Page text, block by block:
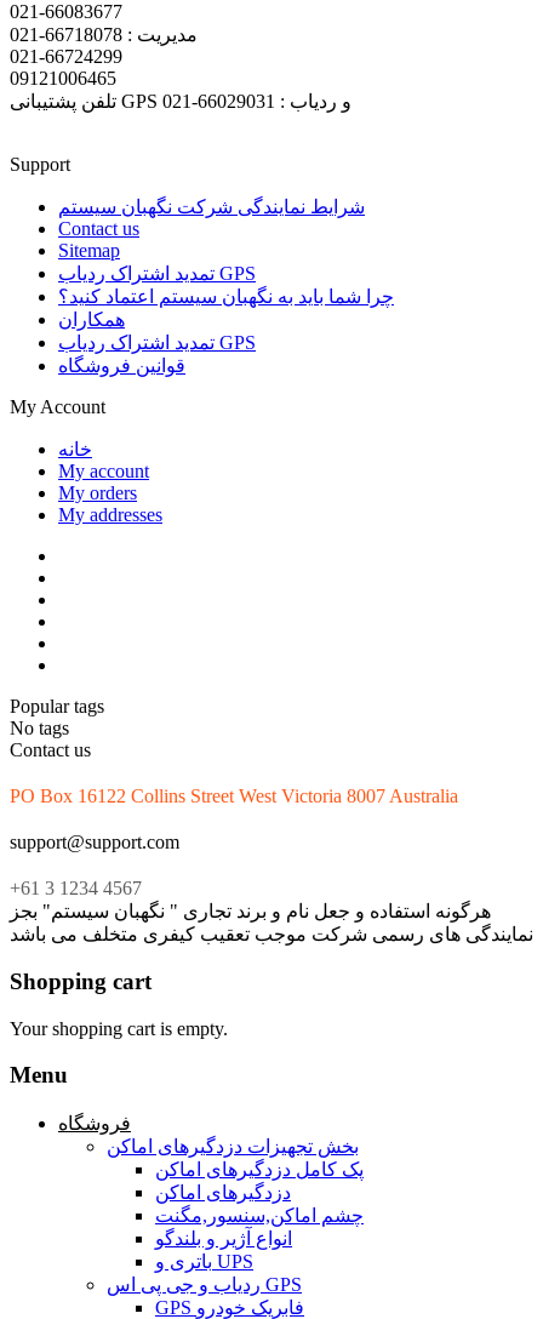
021-66083677
مدیریت : 66718078-021
021-66724299
09121006465
تلفن پشتیبانی GPS و ردیاب : 66029031-021
Support
شرایط نمایندگی شرکت نگهبان سیستم
Contact us
Sitemap
تمدید اشتراک ردیاب GPS
چرا شما باید به نگهبان سیستم اعتماد کنید؟
همکاران
تمدید اشتراک ردیاب GPS
قوانین فروشگاه
My Account
خانه
My account
My orders
My addresses
Popular tags
No tags
Contact us
PO Box 16122 Collins Street West Victoria 8007 Australia
support@support.com
+61 3 1234 4567
هرگونه استفاده و جعل نام و برند تجاری " نگهبان سیستم" بجز
نمایندگی های رسمی شرکت موجب تعقیب کیفری متخلف می باشد
Shopping cart
Your shopping cart is empty.
Menu
فروشگاه
بخش تجهیزات دزدگیرهای اماکن
پک کامل دزدگیرهای اماکن
دزدگیرهای اماکن
چشم اماکن,سنسور,مگنت
انواع آژیر و بلندگو
باتری و UPS
ردیاب و جی پی اس GPS
GPS فابریک خودرو